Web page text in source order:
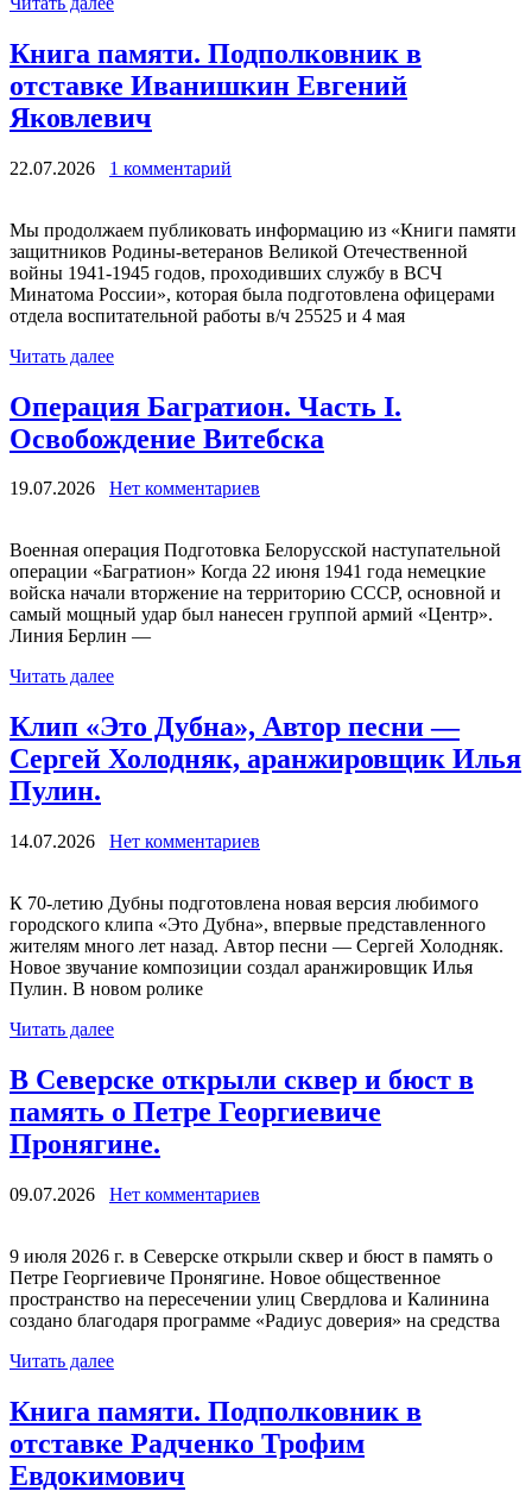
Книга памяти. Подполковник в
отставке Иванишкин Евгений
Яковлевич
22.07.2026 1 комментарий
Мы продолжаем публиковать информацию из «Книги памяти
защитников Родины-ветеранов Великой Отечественной
войны 1941-1945 годов, проходивших службу в ВСЧ
Минатома России», которая была подготовлена офицерами
отдела воспитательной работы в/ч 25525 и 4 мая
Читать далее
Операция Багратион. Часть I.
Освобождение Витебска
19.07.2026 Нет комментариев
Военная операция Подготовка Белорусской наступательной
операции «Багратион» Когда 22 июня 1941 года немецкие
войска начали вторжение на территорию СССР, основной и
самый мощный удар был нанесен группой армий «Центр».
Линия Берлин —
Читать далее
Клип «Это Дубна», Автор песни —
Сергей Холодняк, аранжировщик Илья
Пулин.
14.07.2026 Нет комментариев
К 70-летию Дубны подготовлена новая версия любимого
городского клипа «Это Дубна», впервые представленного
жителям много лет назад. Автор песни — Сергей Холодняк.
Новое звучание композиции создал аранжировщик Илья
Пулин. В новом ролике
Читать далее
В Северске открыли сквер и бюст в
память о Петре Георгиевиче
Пронягине.
09.07.2026 Нет комментариев
9 июля 2026 г. в Северске открыли сквер и бюст в память о
Петре Георгиевиче Пронягине. Новое общественное
пространство на пересечении улиц Свердлова и Калинина
создано благодаря программе «Радиус доверия» на средства
Читать далее
Книга памяти. Подполковник в
отставке Радченко Трофим
Евдокимович